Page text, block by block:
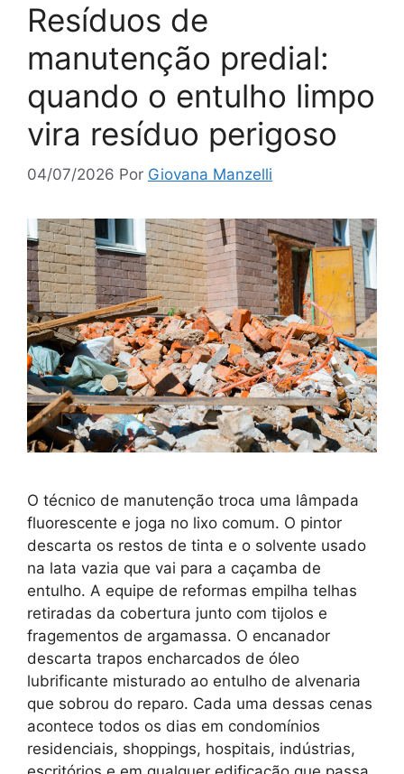
Resíduos de
manutenção predial:
quando o entulho limpo
vira resíduo perigoso
04/07/2026 Por Giovana Manzelli
O técnico de manutenção troca uma lâmpada
fluorescente e joga no lixo comum. O pintor
descarta os restos de tinta e o solvente usado
na lata vazia que vai para a caçamba de
entulho. A equipe de reformas empilha telhas
retiradas da cobertura junto com tijolos e
fragementos de argamassa. O encanador
descarta trapos encharcados de óleo
lubrificante misturado ao entulho de alvenaria
que sobrou do reparo. Cada uma dessas cenas
acontece todos os dias em condomínios
residenciais, shoppings, hospitais, indústrias,